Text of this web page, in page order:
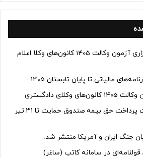
زمان قطعی و رسمی برگزاری آزمون وکالت 1405 کانون‌های وکلا اعلام
مالیاتی تا پایان تابستان 1405
دادگستری
خبر مهم برای وکلا: مهلت پرداخت حق بیمه صندوق حمایت تا ۳۱ تیر
جنگ ایران و آمریکا منتشر شد.
قولنامه‌ای در سامانه کاتب (ساغر)